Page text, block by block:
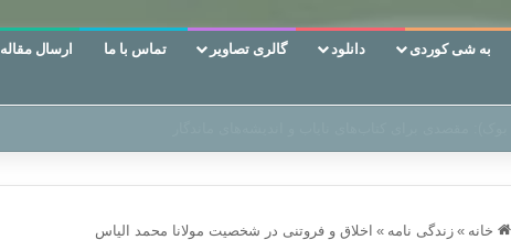
به شی کوردی دانلود گالری تصاویر تماس با ما ارسال مقاله
خانه » زندگی نامه » اخلاق و فروتنی در شخصيت مولانا محمد الیاس